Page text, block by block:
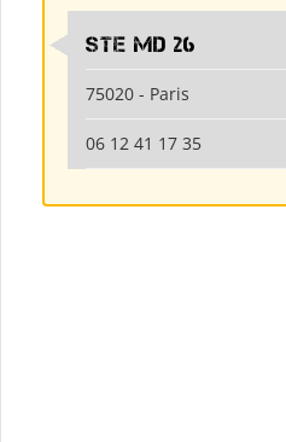
Ste md 26
75020 - Paris
06 12 41 17 35